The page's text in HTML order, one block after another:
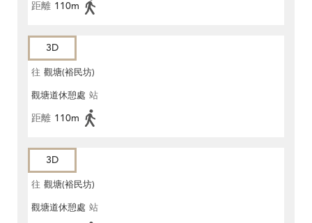
距離 110m
3D
往 觀塘(裕民坊)
觀塘道休憩處 站
距離 110m
3D
往 觀塘(裕民坊)
觀塘道休憩處 站